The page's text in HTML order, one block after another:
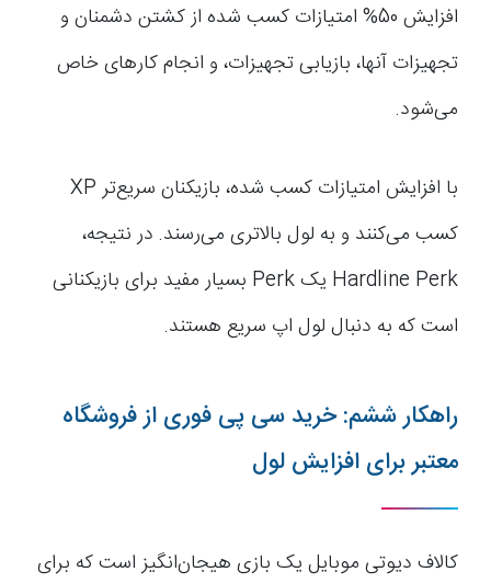
افزایش 50% امتیازات کسب شده از کشتن دشمنان و
تجهیزات آنها، بازیابی تجهیزات، و انجام کارهای خاص
می‌شود.
با افزایش امتیازات کسب شده، بازیکنان سریع‌تر XP
کسب می‌کنند و به لول بالاتری می‌رسند. در نتیجه،
Hardline Perk یک Perk بسیار مفید برای بازیکنانی
است که به دنبال لول اپ سریع هستند.
راهکار ششم: خرید سی پی فوری از فروشگاه
معتبر برای افزایش لول
کالاف دیوتی موبایل یک بازی هیجان‌انگیز است که برای